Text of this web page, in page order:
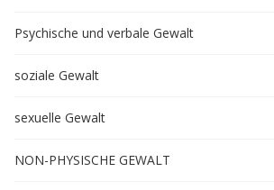
Psychische und verbale Gewalt
soziale Gewalt
sexuelle Gewalt
NON-PHYSISCHE GEWALT